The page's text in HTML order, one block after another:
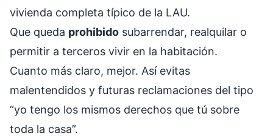
vivienda completa típico de la LAU.
Que queda prohibido subarrendar, realquilar o
permitir a terceros vivir en la habitación.
Cuanto más claro, mejor. Así evitas
malentendidos y futuras reclamaciones del tipo
“yo tengo los mismos derechos que tú sobre
toda la casa”.